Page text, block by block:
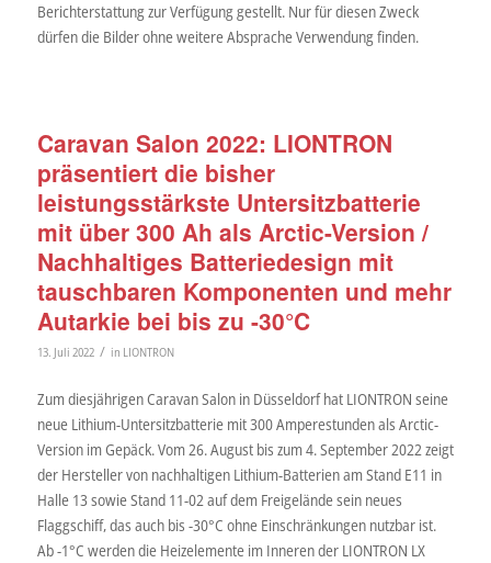
Berichterstattung zur Verfügung gestellt. Nur für diesen Zweck
dürfen die Bilder ohne weitere Absprache Verwendung finden.
Caravan Salon 2022: LIONTRON
präsentiert die bisher
leistungsstärkste Untersitzbatterie
mit über 300 Ah als Arctic-Version /
Nachhaltiges Batteriedesign mit
tauschbaren Komponenten und mehr
Autarkie bei bis zu -30°C
13. Juli 2022 / in LIONTRON
Zum diesjährigen Caravan Salon in Düsseldorf hat LIONTRON seine
neue Lithium-Untersitzbatterie mit 300 Amperestunden als Arctic-
Version im Gepäck. Vom 26. August bis zum 4. September 2022 zeigt
der Hersteller von nachhaltigen Lithium-Batterien am Stand E11 in
Halle 13 sowie Stand 11-02 auf dem Freigelände sein neues
Flaggschiff, das auch bis -30°C ohne Einschränkungen nutzbar ist.
Ab -1°C werden die Heizelemente im Inneren der LIONTRON LX